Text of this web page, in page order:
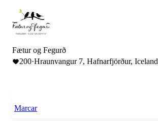
Fætur og Fegurð
200·Hraunvangur 7, Hafnarfjörður, Iceland
Marcar